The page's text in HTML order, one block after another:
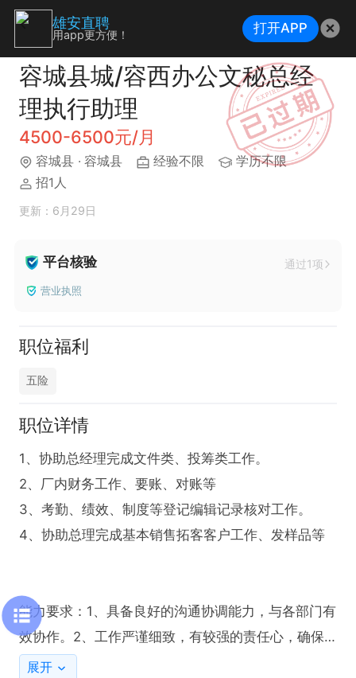
容城县城/容西办公文秘总经
理执行助理
4500-6500元/月
容城县 · 容城县 经验不限
学历不限
招1人
更新：6月29日
平台核验 通过1项
营业执照
职位福利
五险
职位详情
1、协助总经理完成文件类、投筹类工作。
2、厂内财务工作、要账、对账等
3、考勤、绩效、制度等登记编辑记录核对工作。
4、协助总理完成基本销售拓客客户工作、发样品等
能力要求：1、具备良好的沟通协调能力，与各部门有
效协作。2、工作严谨细致，有较强的责任心，确保
财务工作
展开
雄安直聘
用app更方便！ 打开APP